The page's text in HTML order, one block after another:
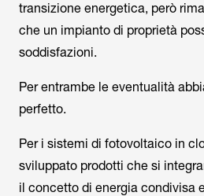
transizione energetica, però
che un impianto di proprietà
soddisfazioni.
Per entrambe le eventualità
perfetto.
Per i sistemi di fotovoltaico in
sviluppato prodotti che si
il concetto di energia condivisa